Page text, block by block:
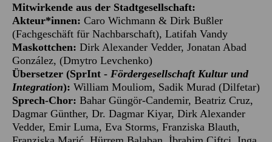
Mitwirkende aus der Stadtgesellschaft:
Akteur*innen: Caro Wichmann & Dirk Bußler
(Fachgeschäft für Nachbarschaft), Latifah Vandy
Maskottchen: Dirk Alexander Vedder, Jonatan Abad
González, (Dmytro Levchenko)
Übersetzer (SprInt - Fördergesellschaft Kultur und
Integration): William Mouliom, Sadik Murad (Dilfetar)
Sprech-Chor: Bahar Güngör-Candemir, Beatriz Cruz,
Dagmar Günther, Dr. Dagmar Kiyar, Dirk Alexander
Vedder, Emir Luma, Eva Storms, Franziska Blauth,